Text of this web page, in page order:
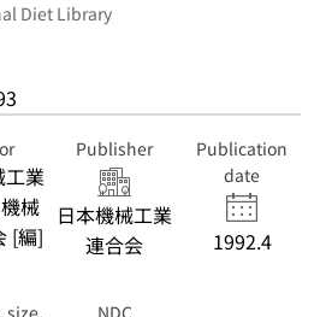
Diet Library
工業
械
[編]
Publisher
日本機械工業
連合会
Publication
date
1992.4
size,
NDC